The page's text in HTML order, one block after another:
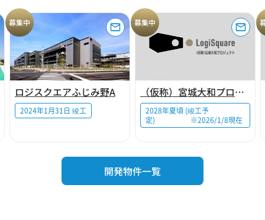
募集中
ロジスクエアふじみ野A
2024年1月31日 竣工
募集中
（仮称）宮城大和プロジェクト
2028年夏頃 (竣工予
定) ※2026/1/8現在
開発物件一覧